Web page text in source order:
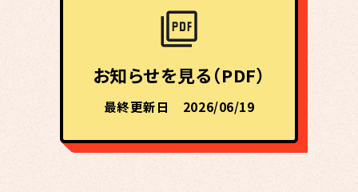
お知らせを見る（PDF）
最終更新日 2026/06/19